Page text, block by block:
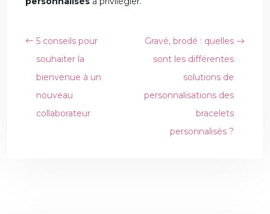
5 conseils pour
souhaiter la
bienvenue à un
nouveau
collaborateur
Gravé, brodé : quelles
sont les différentes
solutions de
personnalisations des
bracelets
personnalisés ?